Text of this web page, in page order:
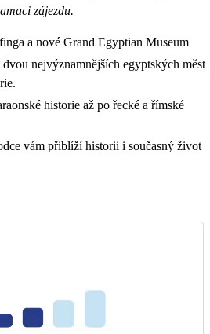
zájezdu.
a nové Grand Egyptian Museum
nejvýznamnějších egyptských měst
historie až po řecké a římské
vám přiblíží historii i současný život